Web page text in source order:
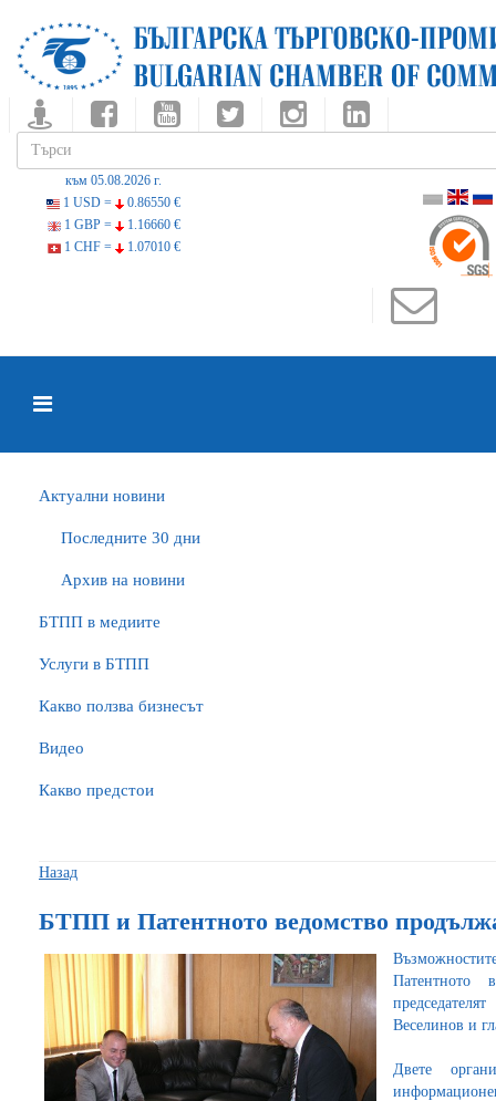
към 05.08.2026 г.
1 USD =
0.86550 €
1 GBP =
1.16660 €
1 CHF =
1.07010 €
Актуални новини
Последните 30 дни
Архив на новини
БTПП в медиите
Услуги в БТПП
Какво ползва бизнесът
Видео
Какво предстои
Назад
БТПП и Патентното ведомство
Веселинов и
Двете